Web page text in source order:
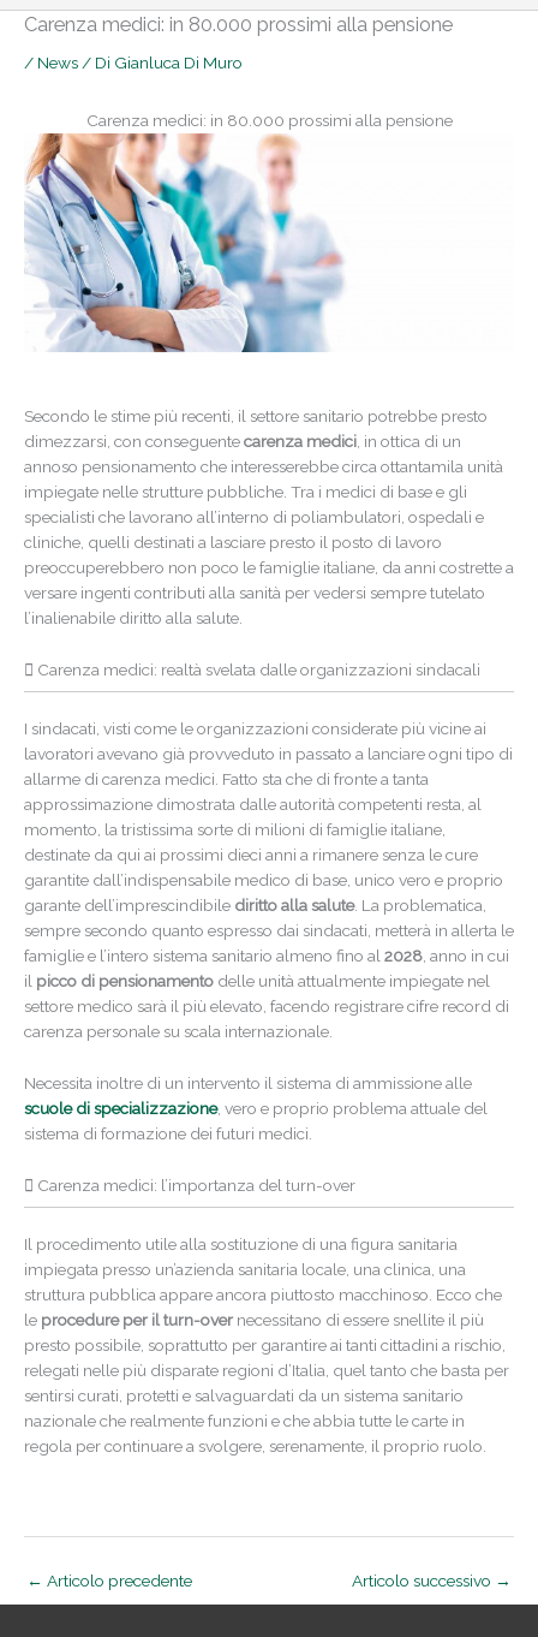
Carenza medici: in 80.000 prossimi alla pensione
/ News/ Di Gianluca Di Muro
Carenza medici: in 80.000 prossimi alla pensione
Secondo le stime più recenti, il settore sanitario potrebbe presto
dimezzarsi, con conseguentecarenza medici , in ottica di un
annoso pensionamento che interesserebbe circa ottantamila unità
impiegate nelle strutture pubbliche. Tra i medici di base e gli
specialisti che lavorano all’interno di poliambulatori, ospedali e
cliniche, quelli destinati a lasciare presto il posto di lavoro
preoccuperebbero non poco le famiglie italiane, da anni costrette a
versare ingenti contributi alla sanità per vedersi sempre tutelato
l’inalienabile diritto alla salute.
Carenza medici: realtà svelata dalle organizzazioni sindacali
I sindacati, visti come le organizzazioni considerate più vicine ai
lavoratori avevano già provveduto in passato a lanciare ogni tipo di
allarme di carenza medici. Fatto sta che di fronte a tanta
approssimazione dimostrata dalle autorità competenti resta, al
momento, la tristissima sorte di milioni di famiglie italiane,
destinate da qui ai prossimi dieci anni a rimanere senza le cure
garantite dall’indispensabile medico di base, unico vero e proprio
garante dell’imprescindibile diritto alla salute. La problematica,
sempre secondo quanto espresso dai sindacati, metterà in allerta le
famiglie e l’intero sistema sanitario almeno fino al 2028 , anno in cui
il picco di pensionamento delle unità attualmente impiegate nel
settore medico sarà il più elevato, facendo registrare cifre record di
carenza personale su scala internazionale.
Necessita inoltre di un intervento il sistema di ammissione alle
scuole di specializzazione, vero e proprio problema attuale del
sistema di formazione dei futuri medici.
Carenza medici: l’importanza del turn-over
Il procedimento utile alla sostituzione di una figura sanitaria
impiegata presso un’azienda sanitaria locale, una clinica, una
struttura pubblica appare ancora piuttosto macchinoso. Ecco che
le procedure per il turn-over necessitano di essere snellite il più
presto possibile, soprattutto per garantire ai tanti cittadini a rischio,
relegati nelle più disparate regioni d’Italia, quel tanto che basta per
sentirsi curati, protetti e salvaguardati da un sistema sanitario
nazionale che realmente funzioni e che abbia tutte le carte in
regola per continuare a svolgere, serenamente, il proprio ruolo.
← Articolo precedente Articolo successivo →